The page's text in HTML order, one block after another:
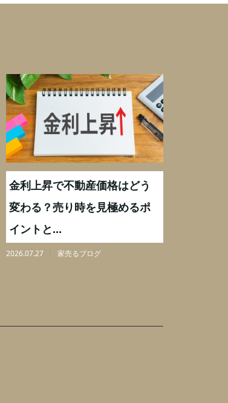
金利上昇で不動産価格はどう
変わる？売り時を見極めるポ
イントと...
2026.07.27 家売るブログ